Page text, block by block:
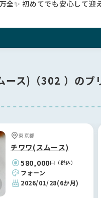
全✨ 初めてでも安心して迎
ース)（302 ）のブ
東京都
チワワ(スムース)
580,000円（税込）
フォーン
2026/01/28(6か月)